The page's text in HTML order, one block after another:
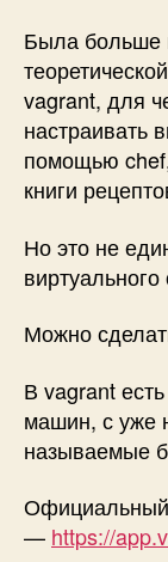
Была больше
vagrant, для
настраивать
помощью
книги
Но это не
Можно
В vagrant
машин, с уже
называемые
Официальный
— https://